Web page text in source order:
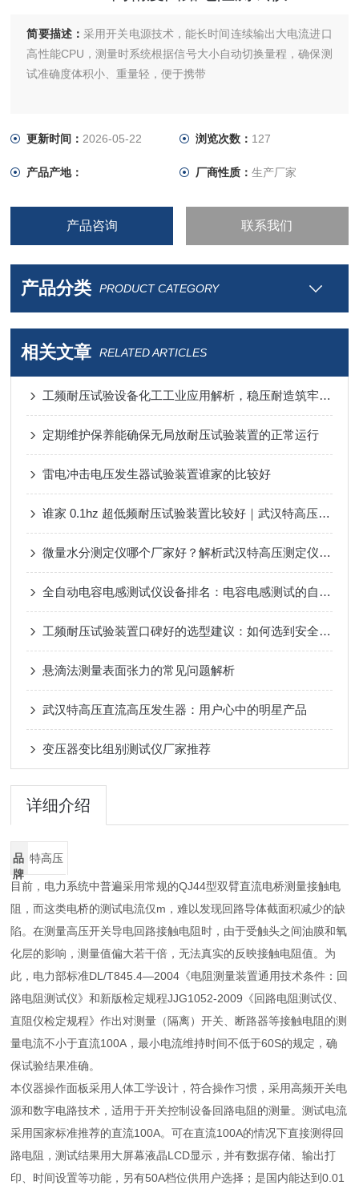
简要描述： 采用开关电源技术，能长时间连续输出大电流进口
高性能CPU，测量时系统根据信号大小自动切换量程，确保测
试准确度体积小、重量轻，便于携带
更新时间： 2026-05-22 浏览次数： 127
产品产地： 厂商性质： 生产厂家
产品咨询 联系我们
产品分类 PRODUCT CATEGORY
相关文章 RELATED ARTICLES
工频耐压试验设备化工工业应用解析，稳压耐造筑牢化工电气绝缘防线
定期维护保养能确保无局放耐压试验装置的正常运行
雷电冲击电压发生器试验装置谁家的比较好
谁家 0.1hz 超低频耐压试验装置比较好｜武汉特高压化工园区电缆方案
微量水分测定仪哪个厂家好？解析武汉特高压测定仪的技术路径
全自动电容电感测试仪设备排名：电容电感测试的自动化演进与价值提升
工频耐压试验装置口碑好的选型建议：如何选到安全稳定、用着省心的设备？
悬滴法测量表面张力的常见问题解析
武汉特高压直流高压发生器：用户心中的明星产品
变压器变比组别测试仪厂家推荐
详细介绍
品
牌
特高压
目前，电力系统中普遍采用常规的QJ44型双臂直流电桥测量接触电
阻，而这类电桥的测试电流仅m，难以发现回路导体截面积减少的缺
陷。在测量高压开关导电回路接触电阻时，由于受触头之间油膜和氧
化层的影响，测量值偏大若干倍，无法真实的反映接触电阻值。为
此，电力部标准DL/T845.4—2004《电阻测量装置通用技术条件：回
路电阻测试仪》和新版检定规程JJG1052-2009《回路电阻测试仪、
直阻仪检定规程》作出对测量（隔离）开关、断路器等接触电阻的测
量电流不小于直流100A，最小电流维持时间不低于60S的规定，确
保试验结果准确。
本仪器操作面板采用人体工学设计，符合操作习惯，采用高频开关电
源和数字电路技术，适用于开关控制设备回路电阻的测量。测试电流
采用国家标准推荐的直流100A。可在直流100A的情况下直接测得回
路电阻，测试结果用大屏幕液晶LCD显示，并有数据存储、输出打
印、时间设置等功能，另有50A档位供用户选择；是国内能达到0.01